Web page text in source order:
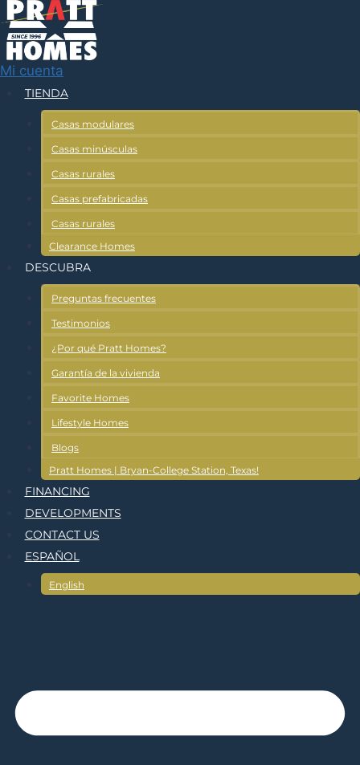
al
contenido
Mi cuenta
TIENDA
Casas modulares
Casas minúsculas
Casas rurales
Casas prefabricadas
Casas rurales
Clearance Homes
DESCUBRA
Preguntas frecuentes
Testimonios
¿Por qué Pratt Homes?
Garantía de la vivienda
Favorite Homes
Lifestyle Homes
Blogs
Pratt Homes | Bryan-College Station, Texas!
FINANCING
DEVELOPMENTS
CONTACT US
ESPAÑOL
English